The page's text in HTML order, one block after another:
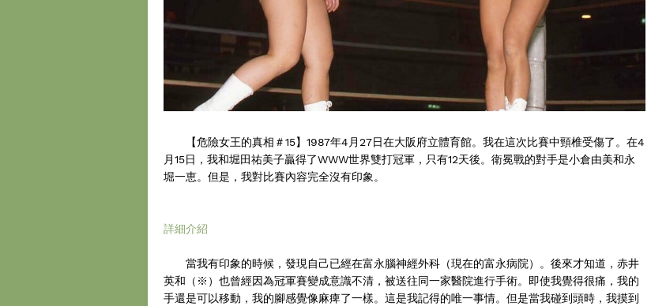
【危險女王的真相＃15】1987年4月27日在大阪府立體育館。我在這次比賽中頸椎受傷了。在4
月15日，我和堀田祐美子贏得了WWW世界雙打冠軍，只有12天後。衛冕戰的對手是小倉由美和永
堀一恵。但是，我對比賽內容完全沒有印象。
詳細介紹
當我有印象的時候，發現自己已經在富永腦神經外科（現在的富永病院）。後來才知道，赤井
英和（※）也曾經因為冠軍賽變成意識不清，被送往同一家醫院進行手術。即使我覺得很痛，我的
手還是可以移動，我的腳感覺像麻痺了一樣。這是我記得的唯一事情。但是當我碰到頭時，我摸到